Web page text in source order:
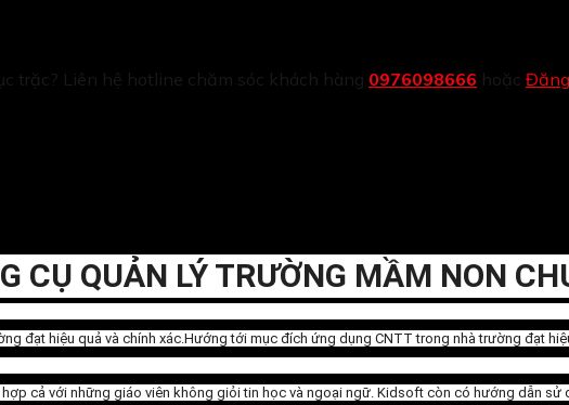
trặc? Liên hệ hotline chăm sóc khách hàng 0976098666 hoặc
CỤ QUẢN LÝ TRƯỜNG MẦM NON
đạt hiệu quả và chính xác.Hướng tới mục đích ứng dụng CNTT trong nhà trường đạt
cả với những giáo viên không giỏi tin học và ngoại ngữ. Kidsoft còn có hướng dẫn sử